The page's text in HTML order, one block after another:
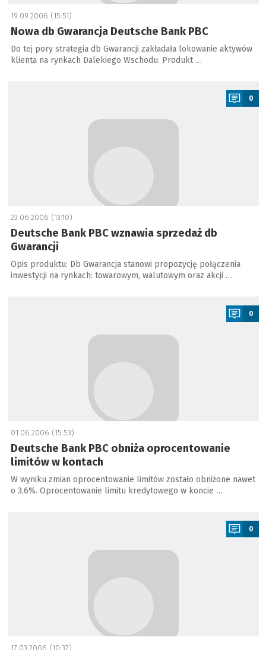
19.09.2006 (15:51)
Nowa db Gwarancja Deutsche Bank PBC
Do tej pory strategia db Gwarancji zakładała lokowanie aktywów
klienta na rynkach Dalekiego Wschodu. Produkt …
0
23.06.2006 (13:10)
Deutsche Bank PBC wznawia sprzedaż db
Gwarancji
Opis produktu: Db Gwarancja stanowi propozycję połączenia
inwestycji na rynkach: towarowym, walutowym oraz akcji …
0
01.06.2006 (15:53)
Deutsche Bank PBC obniża oprocentowanie
limitów w kontach
W wyniku zmian oprocentowanie limitów zostało obniżone nawet
o 3,6%. Oprocentowanie limitu kredytowego w koncie …
0
17.03.2006 (10:37)